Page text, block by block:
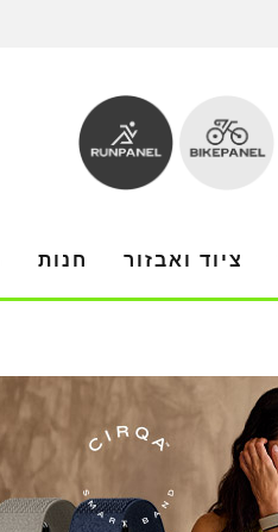
ציוד ואבזור חנות